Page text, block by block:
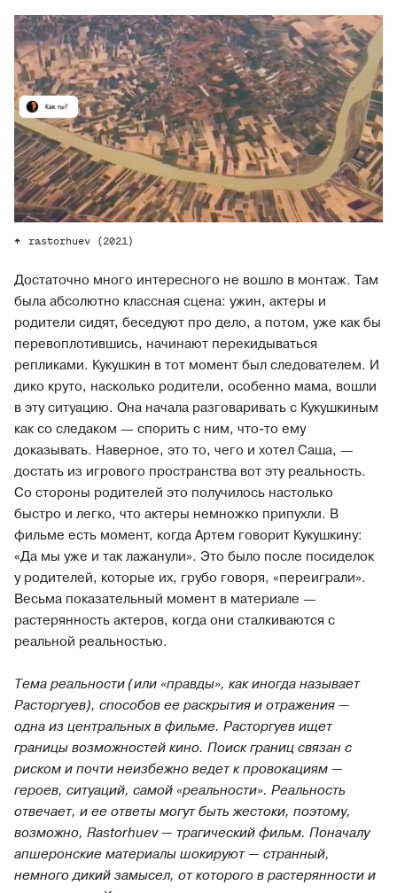
rastorhuev (2021)
Достаточно много интересного не вошло в монтаж. Там
была абсолютно классная сцена: ужин, актеры и
родители сидят, беседуют про дело, а потом, уже как бы
перевоплотившись, начинают перекидываться
репликами. Кукушкин в тот момент был следователем. И
дико круто, насколько родители, особенно мама, вошли
в эту ситуацию. Она начала разговаривать с Кукушкиным
как со следаком — спорить с ним, что-то ему
доказывать. Наверное, это то, чего и хотел Саша, —
достать из игрового пространства вот эту реальность.
Со стороны родителей это получилось настолько
быстро и легко, что актеры немножко припухли. В
фильме есть момент, когда Артем говорит Кукушкину:
«Да мы уже и так лажанули». Это было после посиделок
у родителей, которые их, грубо говоря, «переиграли».
Весьма показательный момент в материале —
растерянность актеров, когда они сталкиваются с
реальной реальностью.
Тема реальности (или «правды», как иногда называет
Расторгуев), способов ее раскрытия и отражения —
одна из центральных в фильме. Расторгуев ищет
границы возможностей кино. Поиск границ связан с
риском и почти неизбежно ведет к провокациям —
героев, ситуаций, самой «реальности». Реальность
отвечает, и ее ответы могут быть жестоки, поэтому,
возможно, Rastorhuev — трагический фильм. Поначалу
апшеронские материалы шокируют — странный,
немного дикий замысел, от которого в растерянности и